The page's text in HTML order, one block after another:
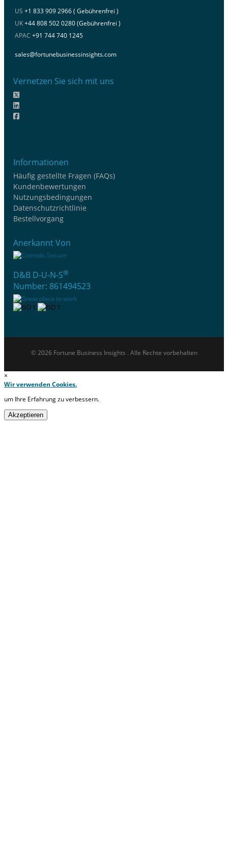
US +1 833 909 2966 ( Gebührenfrei )
UK+44 808 502 0280 (Gebührenfrei )
APAC +91 744 740 1245
sales@fortunebusinessinsights.com
Vernetzen Sie sich mit uns
Informationen
Häufig gestellte Fragen (FAQs)
Kundenbewertungen
Nutzungsbedingungen
Datenschutzrichtlinie
Bestellvorgang
Anerkannt Von
D&B D-U-N-S®
Number: 861494523
© 2026 Fortune Business Insights . Alle Rechte vorbehalten
×
Wir verwenden Cookies.
um Ihre Erfahrung zu verbessern.
Akzeptieren